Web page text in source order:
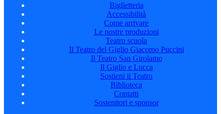
Biglietteria
Accessibilità
Come arrivare
Le nostre produzioni
Teatro scuola
Il Teatro del Giglio Giacomo Puccini
Il Teatro San Girolamo
Il Giglio e Lucca
Sostieni il Teatro
Biblioteca
Contatti
Sostenitori e sponsor